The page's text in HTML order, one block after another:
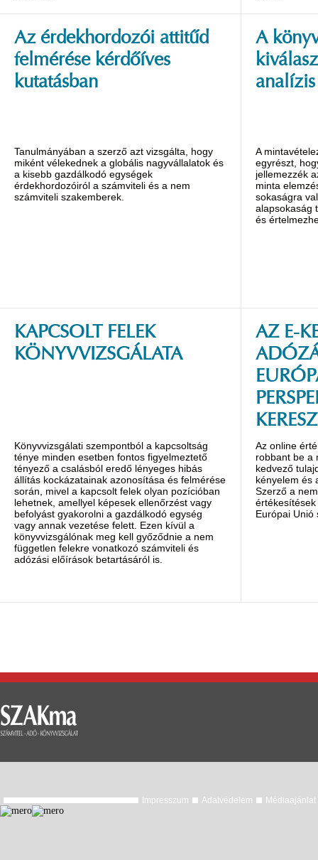
Az érdekhordozói attitűd
felmérése kérdőíves
kutatásban
Tanulmányában a szerző azt vizsgálta, hogy
miként vélekednek a globális nagyvállalatok és
a kisebb gazdálkodó egységek
érdekhordozóiról a számviteli és a nem
számviteli szakemberek.
A
A
egyrészt,
jellemezzék
minta
sokaságra
alapsokaság
és
KAPCSOLT FELEK
KÖNYVVIZSGÁLATA
Könyvvizsgálati szempontból a kapcsoltság
ténye minden esetben fontos figyelmeztető
tényező a csalásból eredő lényeges hibás
állítás kockázatainak azonosítása és felmérése
során, mivel a kapcsolt felek olyan pozícióban
lehetnek, amellyel képesek ellenőrzést vagy
befolyást gyakorolni a gazdálkodó egység
vagy annak vezetése felett. Ezen kívül a
könyvvizsgálónak meg kell győződnie a nem
független felekre vonatkozó számviteli és
adózási előírások betartásáról is.
AZ E-
Az online
robbant be a
kedvező
kényelem és
Szerző a
Európai Unió
Impresszum Adatvédelem Médiaajánlat